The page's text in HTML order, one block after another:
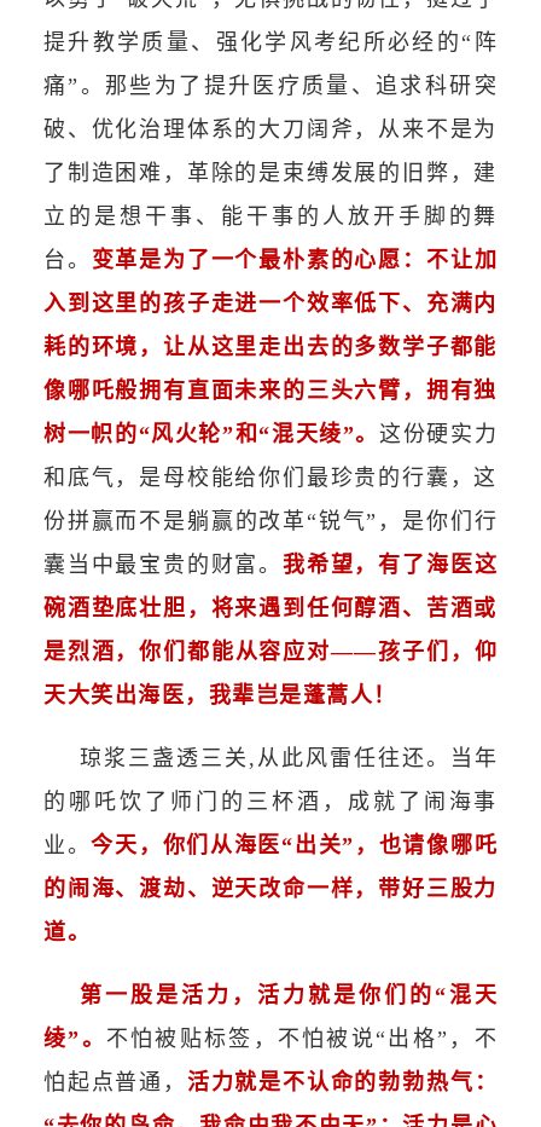
提升教学质量、强化学风考纪所必经的“阵
痛”。那些为了提升医疗质量、追求科研突
破、优化治理体系的大刀阔斧，从来不是为
了制造困难，革除的是束缚发展的旧弊，建
立的是想干事、能干事的人放开手脚的舞
台。 变革是为了一个最朴素的心愿： 不让加
入到这里的孩子走进一个效率低下、充满内
耗的环境，让从这里走出去的多数学子都能
像哪吒般拥有直面未来的三头六臂，拥有独
树一帜的“风火轮”和“混天绫”。 这份硬实力
和底气，是母校能给你们最珍贵的行囊，这
份拼赢而不是躺赢的改革“锐气”，是你们行
囊当中最宝贵的财富。我希望，有了海医这
碗酒垫底壮胆，将来遇到任何醇酒、苦酒或
是烈酒，你们都能从容应对——孩子们，仰
天大笑出海医，我辈岂是蓬蒿人！
琼浆三盏透三关,从此风雷任往还。当年
的哪吒饮了师门的三杯酒，成就了闹海事
业。今天，你们从海医“出关”，也请像哪吒
的闹海、渡劫、逆天改命一样，带好三股力
道。
第一股是活力，活力就是你们的“混天
绫”。 不怕被贴标签，不怕被说“出格”，不
怕起点普通， 活力就是不认命的勃勃热气：